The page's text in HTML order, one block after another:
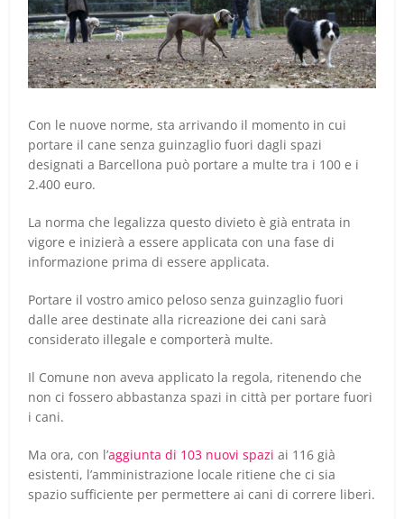
Con le nuove norme, sta arrivando il momento in cui
portare il cane senza guinzaglio fuori dagli spazi
designati a Barcellona può portare a multe tra i 100 e i
2.400 euro.
La norma che legalizza questo divieto è già entrata in
vigore e inizierà a essere applicata con una fase di
informazione prima di essere applicata.
Portare il vostro amico peloso senza guinzaglio fuori
dalle aree destinate alla ricreazione dei cani sarà
considerato illegale e comporterà multe.
Il Comune non aveva applicato la regola, ritenendo che
non ci fossero abbastanza spazi in città per portare fuori
i cani.
Ma ora, con l’aggiunta di 103 nuovi spazi ai 116 già
esistenti, l’amministrazione locale ritiene che ci sia
spazio sufficiente per permettere ai cani di correre liberi.